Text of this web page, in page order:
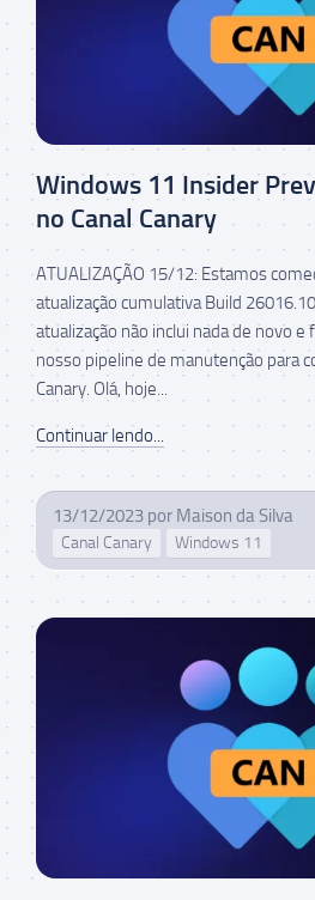
Windows 11 Insider
no Canal Canary
ATUALIZAÇÃO 15/12: Estamos
atualização cumulativa Build
atualização não inclui nada de novo
nosso pipeline de manutenção para
Canary. Olá, hoje...
Continuar lendo...
13/12/2023 por Maison da Silva
Canal Canary Windows 11